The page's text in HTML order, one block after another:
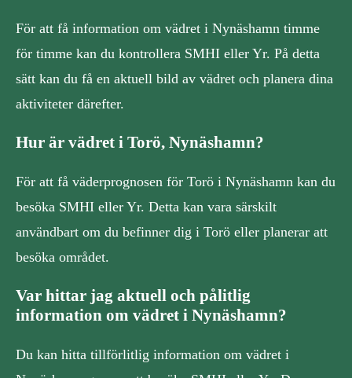
För att få information om vädret i Nynäshamn timme
för timme kan du kontrollera SMHI eller Yr. På detta
sätt kan du få en aktuell bild av vädret och planera dina
aktiviteter därefter.
Hur är vädret i Torö, Nynäshamn?
För att få väderprognosen för Torö i Nynäshamn kan du
besöka SMHI eller Yr. Detta kan vara särskilt
användbart om du befinner dig i Torö eller planerar att
besöka området.
Var hittar jag aktuell och pålitlig
information om vädret i Nynäshamn?
Du kan hitta tillförlitlig information om vädret i